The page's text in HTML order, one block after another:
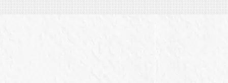
展・参加
コラム
ベント
本橋エリアについて